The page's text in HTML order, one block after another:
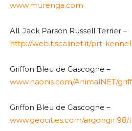
www.murenga.com
All. Jack Parson Russell Terrier –
http://web.tiscalinet.it/prt-kennel
Griffon Bleu de Gascogne –
www.naonis.com/AnimalNET/
Griffon Bleu de Gascogne –
www.geocities.com/argongirl98/